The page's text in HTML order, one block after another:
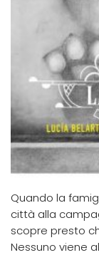
Quando la
città alla
scopre presto
Nessuno viene